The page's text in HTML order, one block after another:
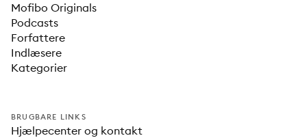
Mofibo Originals
Podcasts
Forfattere
Indlæsere
Kategorier
BRUGBARE LINKS
Hjælpecenter og kontakt